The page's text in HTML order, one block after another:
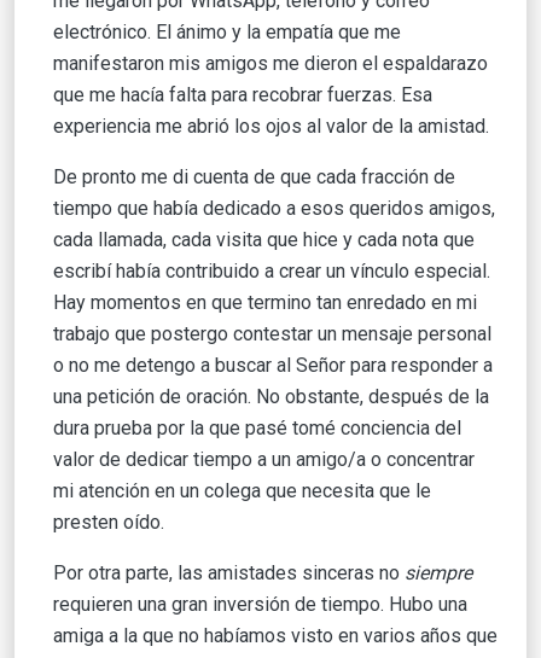
electrónico. El ánimo y la empatía que me
manifestaron mis amigos me dieron el espaldarazo
que me hacía falta para recobrar fuerzas. Esa
experiencia me abrió los ojos al valor de la amistad.
De pronto me di cuenta de que cada fracción de
tiempo que había dedicado a esos queridos amigos,
cada llamada, cada visita que hice y cada nota que
escribí había contribuido a crear un vínculo especial.
Hay momentos en que termino tan enredado en mi
trabajo que postergo contestar un mensaje personal
o no me detengo a buscar al Señor para responder a
una petición de oración. No obstante, después de la
dura prueba por la que pasé tomé conciencia del
valor de dedicar tiempo a un amigo/a o concentrar
mi atención en un colega que necesita que le
presten oído.
Por otra parte, las amistades sinceras no siempre
requieren una gran inversión de tiempo. Hubo una
amiga a la que no habíamos visto en varios años que